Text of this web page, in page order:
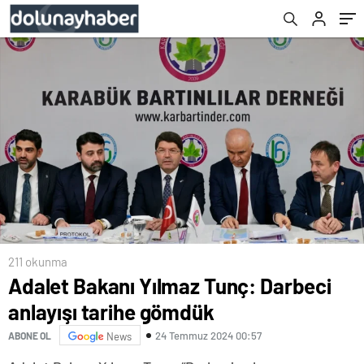
211 okunma
Adalet Bakanı Yılmaz Tunç: Darbeci
anlayışı tarihe gömdük
ABONE OL News 24 Temmuz 2024 00:57